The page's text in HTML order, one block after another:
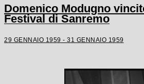
Domenico Modugno
Festival di Sanremo
29 GENNAIO 1959 - 31 GENNAIO 1959